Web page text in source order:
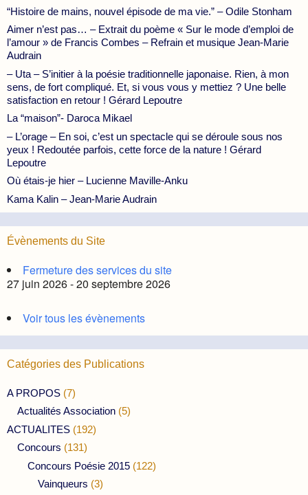
“Histoire de mains, nouvel épisode de ma vie.” – Odile Stonham
Aimer n’est pas… – Extrait du poème « Sur le mode d’emploi de
l’amour » de Francis Combes – Refrain et musique Jean-Marie
Audrain
– Uta – S’initier à la poésie traditionnelle japonaise. Rien, à mon
sens, de fort compliqué. Et, si vous vous y mettiez ? Une belle
satisfaction en retour ! Gérard Lepoutre
La “maison”- Daroca Mikael
– L’orage – En soi, c’est un spectacle qui se déroule sous nos
yeux ! Redoutée parfois, cette force de la nature ! Gérard
Lepoutre
Où étais-je hier – Lucienne Maville-Anku
Kama Kalin – Jean-Marie Audrain
Évènements du Site
Fermeture des services du site
27 juin 2026 - 20 septembre 2026
Voir tous les évènements
Catégories des Publications
A PROPOS (7)
Actualités Association (5)
ACTUALITES (192)
Concours (131)
Concours Poésie 2015 (122)
Vainqueurs (3)